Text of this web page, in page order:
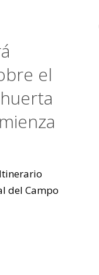
el
del Campo